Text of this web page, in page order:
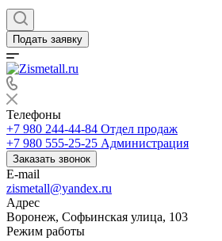
Подать заявку
Телефоны
+7 980 244-44-84 Отдел продаж
+7 980 555-25-25 Администрация
Заказать звонок
E-mail
zismetall@yandex.ru
Адрес
Воронеж, Софьинская улица, 103
Режим работы